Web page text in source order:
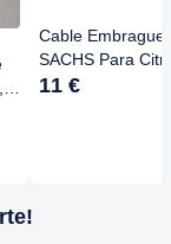
Cable Embrague
SACHS Para
Berlingo/Peugeot
11 €